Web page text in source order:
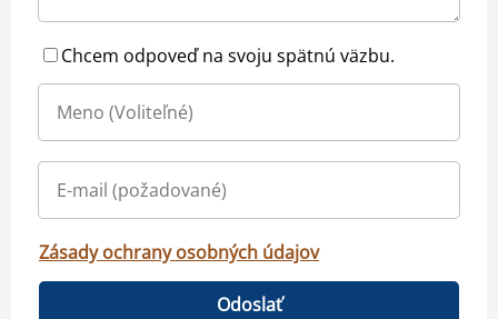
Chcem odpoveď na svoju spätnú väzbu.
Zásady ochrany osobných údajov
Odoslať